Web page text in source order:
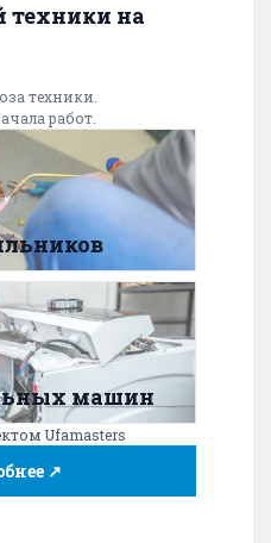
техники на
техники.
работ.
машин
Ufamasters
↗